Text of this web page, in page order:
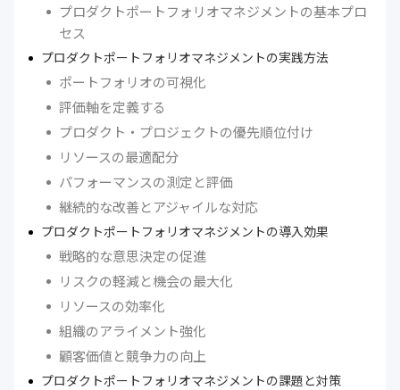
プロダクトポートフォリオマネジメントの基本プロ
セス
プロダクトポートフォリオマネジメントの実践方法
ポートフォリオの可視化
評価軸を定義する
プロダクト・プロジェクトの優先順位付け
リソースの最適配分
パフォーマンスの測定と評価
継続的な改善とアジャイルな対応
プロダクトポートフォリオマネジメントの導入効果
戦略的な意思決定の促進
リスクの軽減と機会の最大化
リソースの効率化
組織のアライメント強化
顧客価値と競争力の向上
プロダクトポートフォリオマネジメントの課題と対策